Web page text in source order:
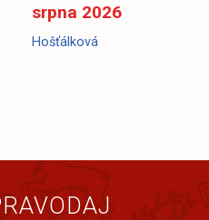
srpna 2026
Hošťálková